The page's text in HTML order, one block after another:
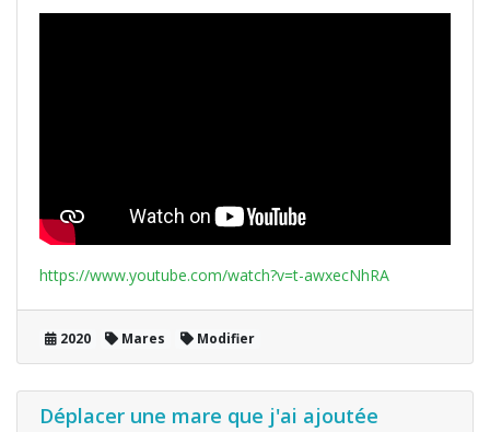
https://www.youtube.com/watch?v=t-awxecNhRA
2020 Mares Modifier
Déplacer une mare que j'ai ajoutée